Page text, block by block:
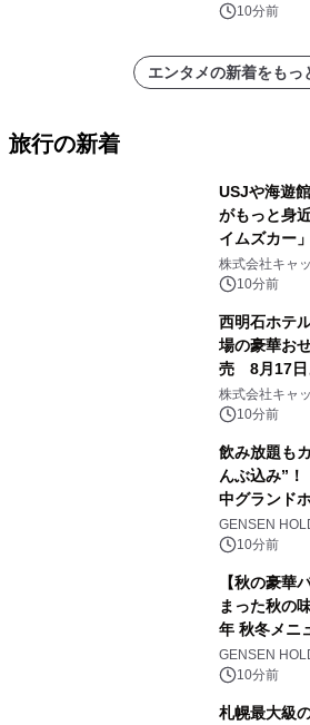
10分前
エンタメの新着をもっ
旅行の新着
USJや海遊
がもっと身
イムズカー
株式会社キャ
10分前
西明石ホテ
場の豪華お
売 8月17日
株式会社キャ
10分前
飲み放題も
んぶ込み”
中グランド
ーズ初のオ
GENSEN
10分前
【秋の豪華
まった秋の
年 秋冬メニ
供スタート
GENSEN
10分前
札幌最大級